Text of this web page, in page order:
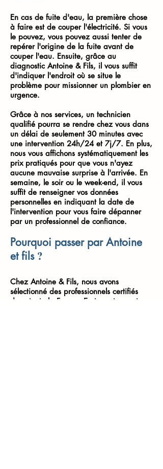
En cas de fuite d'eau, la première chose
à faire est de couper l'électricité. Si vous
le pouvez, vous pouvez aussi tenter de
repérer l'origine de la fuite avant de
couper l'eau. Ensuite, grâce au
diagnostic Antoine & Fils, il vous suffit
d'indiquer l'endroit où se situe le
problème pour missionner un plombier en
urgence.
Grâce à nos services, un technicien
qualifié pourra se rendre chez vous dans
un délai de seulement 30 minutes avec
une intervention 24h/24 et 7j/7. En plus,
nous vous affichons systématiquement les
prix pratiqués pour que vous n'ayez
aucune mauvaise surprise à l'arrivée. En
semaine, le soir ou le week-end, il vous
suffit de renseigner vos données
personnelles en indiquant la date de
l'intervention pour vous faire dépanner
par un professionnel de confiance.
Pourquoi passer par Antoine
et fils ?
Chez Antoine & Fils, nous avons
sélectionné des professionnels certifiés
dans toute la France. En tenant compte